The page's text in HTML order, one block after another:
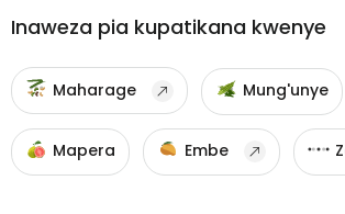
Inaweza pia kupatikana kwenye
Maharage Mung'unye
Mapera Embe